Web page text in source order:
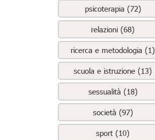
psicoterapia (72)
relazioni (68)
ricerca e metodologia (1)
scuola e istruzione (13)
sessualità (18)
società (97)
sport (10)